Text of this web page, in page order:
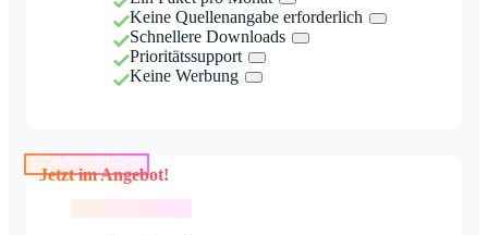
Keine Quellenangabe erforderlich
Schnellere Downloads
Prioritätssupport
Keine Werbung
Jetzt im Angebot!